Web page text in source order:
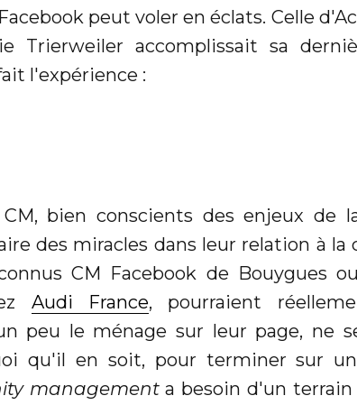
peut voler en éclats. Celle
Trierweiler accomplissait sa
l'expérience :
bien conscients des enjeux de
des miracles dans leur relation à la
CM Facebook de Bouygues
Audi France, pourraient
peu le ménage sur leur page, ne
qu'il en soit, pour terminer sur
managementa besoin d'un terrain